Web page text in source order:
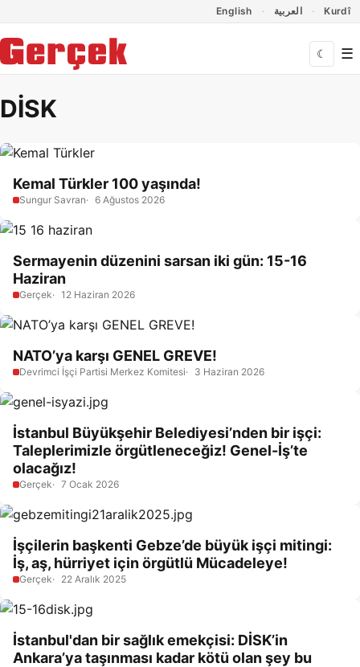
English العربية Kurdî
☾ ☰
DİSK
Kemal Türkler 100 yaşında!
Sungur Savran 6 Ağustos 2026
Sermayenin düzenini sarsan iki gün: 15-16
Haziran
Gerçek 12 Haziran 2026
NATO’ya karşı GENEL GREVE!
Devrimci İşçi Partisi Merkez Komitesi 3 Haziran 2026
İstanbul Büyükşehir Belediyesi’nden bir işçi:
Taleplerimizle örgütleneceğiz! Genel-İş’te
olacağız!
Gerçek 7 Ocak 2026
İşçilerin başkenti Gebze’de büyük işçi mitingi:
İş, aş, hürriyet için örgütlü Mücadeleye!
Gerçek 22 Aralık 2025
İstanbul'dan bir sağlık emekçisi: DİSK’in
Ankara’ya taşınması kadar kötü olan şey bu